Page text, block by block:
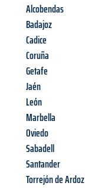
Alcobendas
Badajoz
Cadice
Coruña
Getafe
Jaén
León
Marbella
Oviedo
Sabadell
Santander
Torrejón de Ardoz